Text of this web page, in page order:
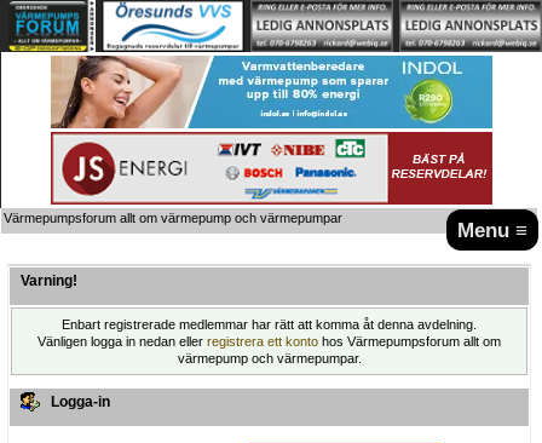
Menu ≡
Värmepumpsforum allt om värmepump och värmepumpar
Varning!
Enbart registrerade medlemmar har rätt att komma åt denna avdelning.
Vänligen logga in nedan eller registrera ett konto hos Värmepumpsforum allt om
värmepump och värmepumpar.
Logga-in